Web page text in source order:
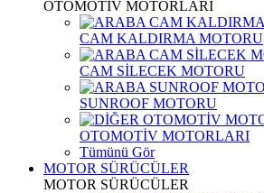
OTOMOTİV MOTORLARI
CAM KALDIRMA MOTORU
CAM SİLECEK MOTORU
SUNROOF MOTORU
OTOMOTİV MOTORLARI
Tümünü Gör
MOTOR SÜRÜCÜLER
MOTOR SÜRÜCÜLER